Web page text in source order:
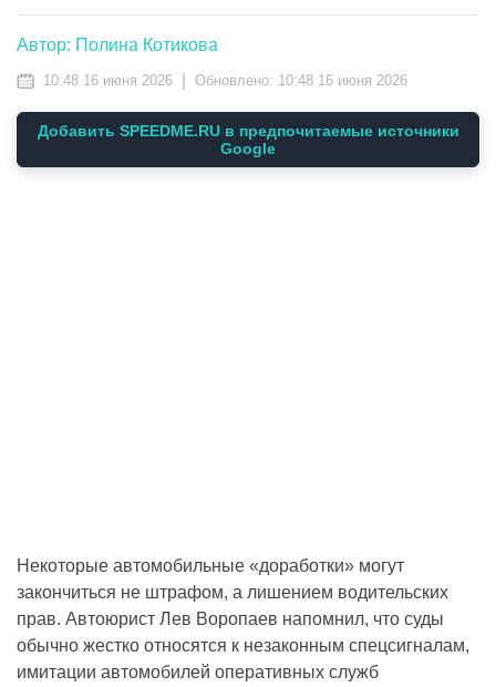
Автор: Полина Котикова
10:48 16 июня 2026 Обновлено: 10:48 16 июня 2026
Добавить SPEEDME.RU в предпочитаемые источники
Google
Некоторые автомобильные «доработки» могут
закончиться не штрафом, а лишением водительских
прав. Автоюрист Лев Воропаев напомнил, что суды
обычно жестко относятся к незаконным спецсигналам,
имитации автомобилей оперативных служб